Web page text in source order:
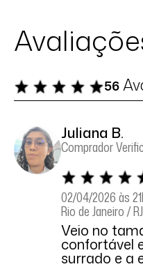
56
Juliana B.
Comprador
02/04/2026 às
Rio de Janeiro / RJ
Veio no
confortável
surrado e a